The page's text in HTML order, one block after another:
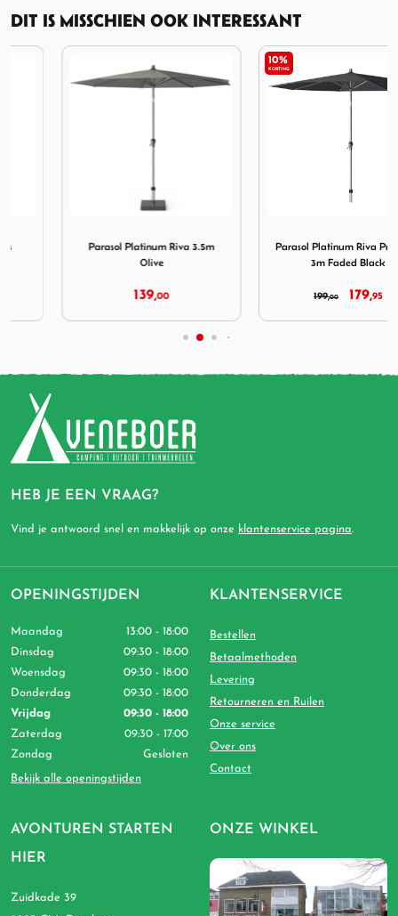
DIT IS MISSCHIEN OOK INTERESSANT
Parasol Platinum Riva 3.5m
Parasol Platinum Riva Premium
3m Faded Black
179,95
HEB JE EEN VRAAG?
Vind je antwoord snel en makkelijk op onze klantenservice pagina.
AVONTUREN STARTEN
HIER
Zuidkade 39
OPENINGSTIJDEN
Maandag
13:00 - 18:00
Dinsdag
09:30 - 18:00
Woensdag
09:30 - 18:00
Donderdag
09:30 - 18:00
Vrijdag
09:30 - 18:00
Zaterdag
09:30 - 17:00
Zondag
Gesloten
Bekijk alle openingstijden
KLANTENSERVICE
Bestellen
Betaalmethoden
Levering
Retourneren en Ruilen
Onze service
Over ons
Contact
ONZE WINKEL